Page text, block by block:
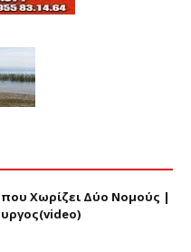
Χωρίζει Δύο Νομούς |